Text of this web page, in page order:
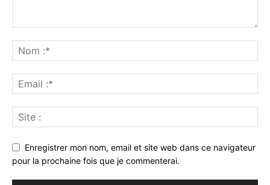
Enregistrer mon nom, email et site web dans ce navigateur
pour la prochaine fois que je commenterai.